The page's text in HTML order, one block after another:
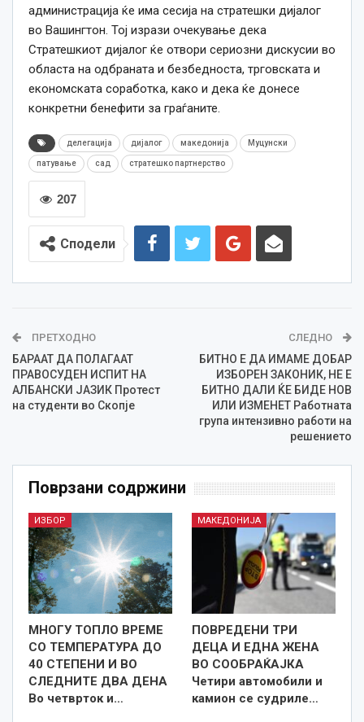
администрација ќе има сесија на стратешки дијалог
во Вашингтон. Тој изрази очекување дека
Стратешкиот дијалог ќе отвори сериозни дискусии во
областа на одбраната и безбедноста, трговската и
економската соработка, како и дека ќе донесе
конкретни бенефити за граѓаните.
делегација дијалог македонија Муцунски
патување сад стратешко партнерство
207
Сподели
ПРЕТХОДНО
БАРААТ ДА ПОЛАГААТ
ПРАВОСУДЕН ИСПИТ НА
АЛБАНСКИ ЈАЗИК Протест
на студенти во Скопје
СЛЕДНО
БИТНО Е ДА ИМАМЕ ДОБАР
ИЗБОРЕН ЗАКОНИК, НЕ Е
БИТНО ДАЛИ ЌЕ БИДЕ НОВ
ИЛИ ИЗМЕНЕТ Работната
група интензивно работи на
решението
Поврзани содржини
ИЗБОР
МНОГУ ТОПЛО ВРЕМЕ
СО ТЕМПЕРАТУРА ДО
40 СТЕПЕНИ И ВО
СЛЕДНИТЕ ДВА ДЕНА
Во четврток и…
МАКЕДОНИЈА
ПОВРЕДЕНИ ТРИ
ДЕЦА И ЕДНА ЖЕНА
ВО СООБРАЌАЈКА
Четири автомобили и
камион се судриле…